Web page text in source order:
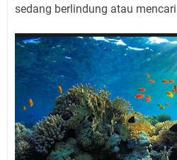
sedang berlindung atau